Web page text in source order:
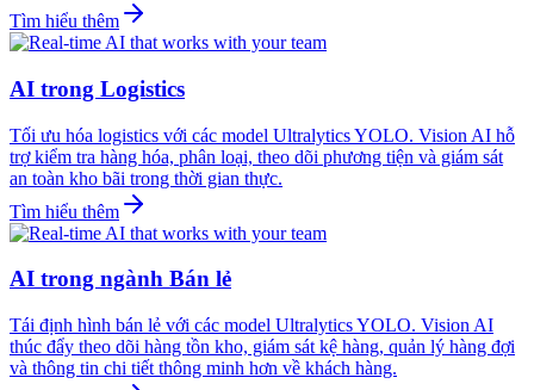
Tìm hiểu thêm
AI trong Logistics
Tối ưu hóa logistics với các model Ultralytics YOLO. Vision AI hỗ
trợ kiểm tra hàng hóa, phân loại, theo dõi phương tiện và giám sát
an toàn kho bãi trong thời gian thực.
Tìm hiểu thêm
AI trong ngành Bán lẻ
Tái định hình bán lẻ với các model Ultralytics YOLO. Vision AI
thúc đẩy theo dõi hàng tồn kho, giám sát kệ hàng, quản lý hàng đợi
và thông tin chi tiết thông minh hơn về khách hàng.